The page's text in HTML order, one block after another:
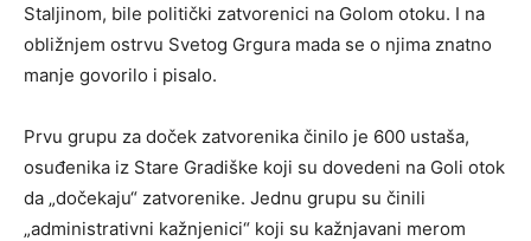
Staljinom, bile politički zatvorenici na Golom otoku. I na
obližnjem ostrvu Svetog Grgura mada se o njima znatno
manje govorilo i pisalo.
Prvu grupu za doček zatvorenika činilo je 600 ustaša,
osuđenika iz Stare Gradiške koji su dovedeni na Goli otok
da „dočekaju“ zatvorenike. Jednu grupu su činili
„administrativni kažnjenici“ koji su kažnjavani merom